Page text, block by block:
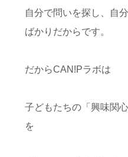
自分で問いを探し、自
ばかりだからです。
だからCAN!Pラボは
子どもたちの「興味関
を